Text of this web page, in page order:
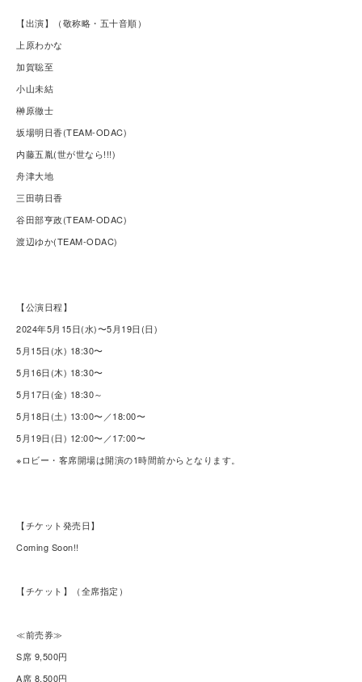
【出演】（敬称略・五十音順）
上原わかな
加賀聡至
小山未結
榊原徹士
坂場明日香(TEAM-ODAC)
内藤五胤(世が世なら!!!)
舟津大地
三田萌日香
谷田部亨政(TEAM-ODAC)
渡辺ゆか(TEAM-ODAC)
【公演日程】
2024年5月15日(水)〜5月19日(日)
5月15日(水) 18:30〜
5月16日(木) 18:30〜
5月17日(金) 18:30～
5月18日(土) 13:00〜／18:00〜
5月19日(日) 12:00〜／17:00〜
※ロビー・客席開場は開演の1時間前からとなります。
【チケット発売日】
Coming Soon!!
【チケット】（全席指定）
≪前売券≫
S席 9,500円
A席 8,500円